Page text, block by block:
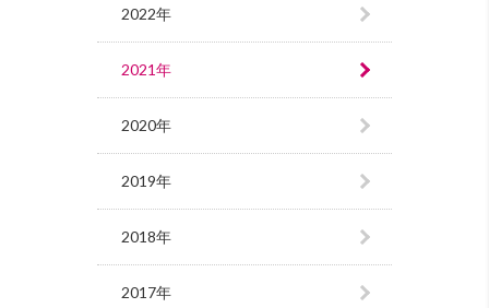
2022年
2021年
2020年
2019年
2018年
2017年